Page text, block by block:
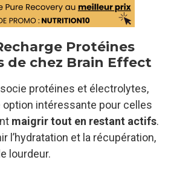
Protéines
de chez Brain Effect
protéines et électrolytes,
option intéressante pour celles
maigrir tout en restant actifs.
l’hydratation et la récupération,
lourdeur.